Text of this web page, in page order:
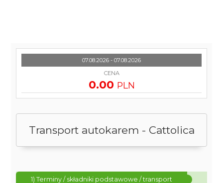
Transport autokarem - Cattolica
1) Terminy / składniki podstawowe / transport
07.08.2026 - 07.08.2026
CENA
0.00 PLN